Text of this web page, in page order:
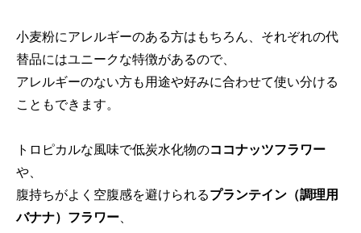
小麦粉にアレルギーのある方はもちろん、それぞれの代
替品にはユニークな特徴があるので、
アレルギーのない方も用途や好みに合わせて使い分ける
こともできます。
トロピカルな風味で低炭水化物のココナッツフラワー
や、
腹持ちがよく空腹感を避けられるプランテイン（調理用
バナナ）フラワー